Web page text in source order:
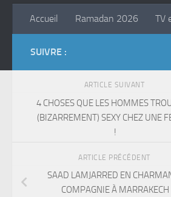
Accueil Ramadan 2026 TV
SUIVRE :
ARTICLE SUIVANT
4 CHOSES QUE LES HOMMES
(BIZARREMENT) SEXY CHEZ UNE
!
ARTICLE PRÉCÉDENT
SAAD LAMJARRED EN
COMPAGNIE À MARRAKECH